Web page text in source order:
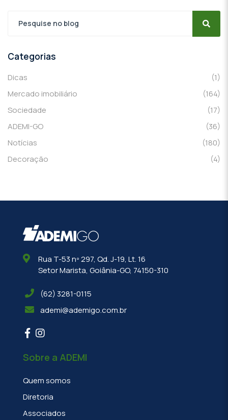
Categorias
Dicas
(1)
Mercado imobiliário
(164)
Sociedade
(17)
ADEMI-GO
(36)
Notícias
(180)
Decoração
(4)
Rua T-53 nº 297, Qd. J-19, Lt. 16
Setor Marista, Goiânia-GO, 74150-310
(62) 3281-0115
ademi@ademigo.com.br
Sobre a ADEMI
Quem somos
Diretoria
Associados